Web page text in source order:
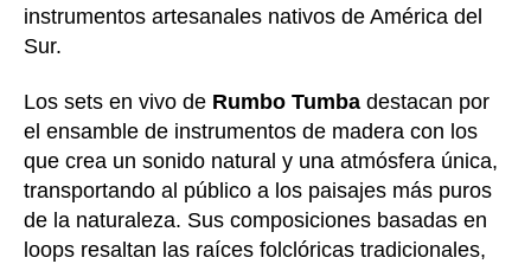
instrumentos artesanales nativos de América del
Sur.
Los sets en vivo de Rumbo Tumba destacan por
el ensamble de instrumentos de madera con los
que crea un sonido natural y una atmósfera única,
transportando al público a los paisajes más puros
de la naturaleza. Sus composiciones basadas en
loops resaltan las raíces folclóricas tradicionales,